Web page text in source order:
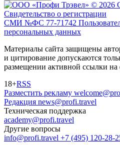
© 2026
Свидетельство о регистрации
СМИ №ФС 77-71742
персональных данных
Материалы сайта защищены
и цитирование допускаются
размещении активной ссылки
18+RSS
Разместить рекламу
Редакция news@profi.travel
Техническая поддержка
academy@profi.travel
Другие вопросы
info@profi.travel +7 (495) 120-28-